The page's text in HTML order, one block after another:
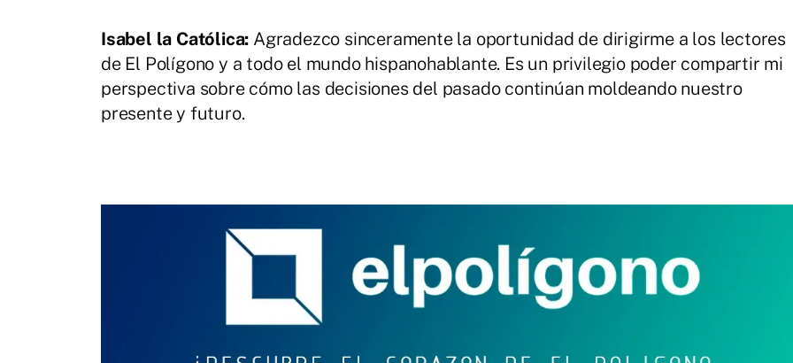
Isabel la Católica: Agradezco sinceramente la oportunidad de dirigirme a los lectores
de El Polígono y a todo el mundo hispanohablante. Es un privilegio poder compartir mi
perspectiva sobre cómo las decisiones del pasado continúan moldeando nuestro
presente y futuro.